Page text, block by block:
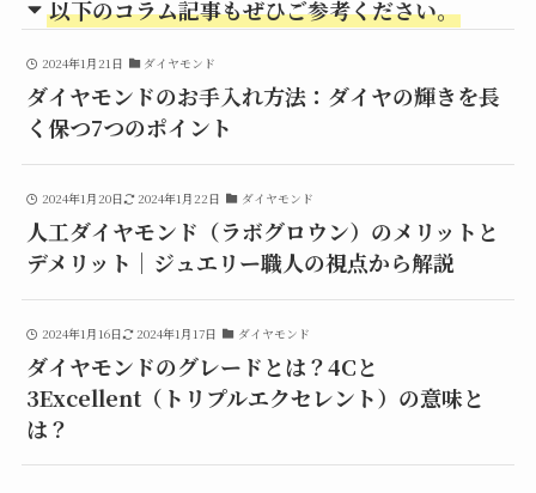
以下のコラム記事もぜひご参考ください。
2024年1月21日 ダイヤモンド
ダイヤモンドのお手入れ方法：ダイヤの輝きを長
く保つ7つのポイント
2024年1月20日 2024年1月22日 ダイヤモンド
人工ダイヤモンド（ラボグロウン）のメリットと
デメリット│ジュエリー職人の視点から解説
2024年1月16日 2024年1月17日 ダイヤモンド
ダイヤモンドのグレードとは？4Cと
3Excellent（トリプルエクセレント）の意味と
は？